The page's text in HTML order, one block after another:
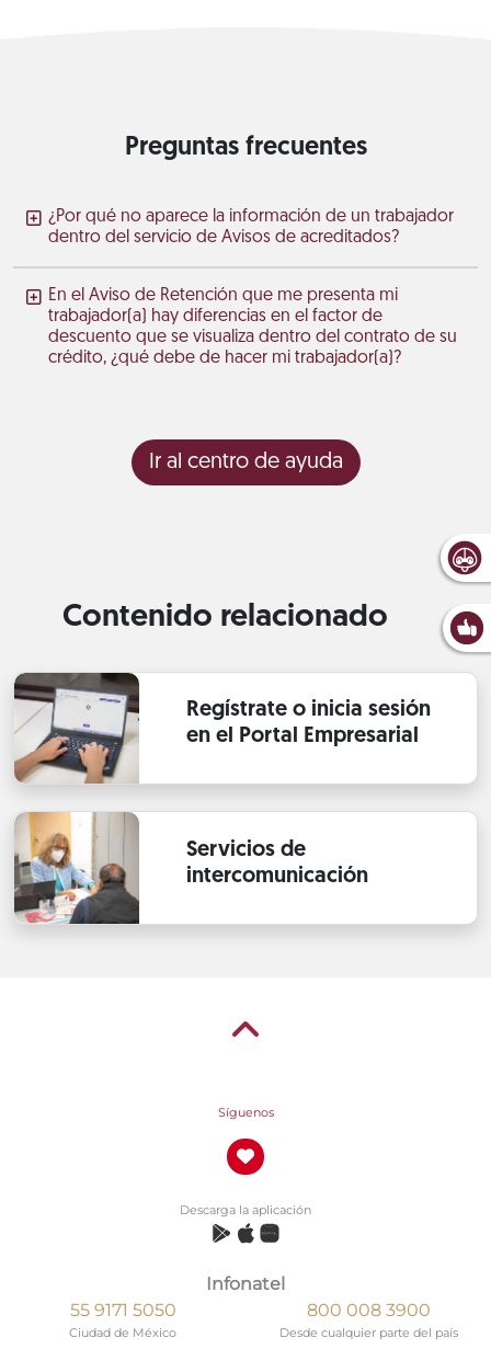
Preguntas frecuentes
¿Por qué no aparece la información de un trabajador
dentro del servicio de Avisos de acreditados?
En el Aviso de Retención que me presenta mi
trabajador(a) hay diferencias en el factor de
descuento que se visualiza dentro del contrato de su
crédito, ¿qué debe de hacer mi trabajador(a)?
Ir al centro de ayuda
Contenido relacionado
Regístrate o inicia sesión
en el Portal Empresarial
Servicios de
intercomunicación
Síguenos
Descarga la aplicación
Infonatel
55 9171 5050
Ciudad de México
800 008 3900
Desde cualquier parte del país